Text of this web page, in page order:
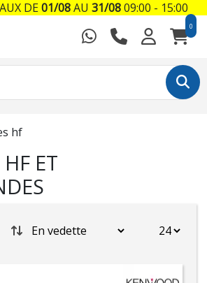
0
hf
ET
DE01/08AU 31/0809:00 - 15:00